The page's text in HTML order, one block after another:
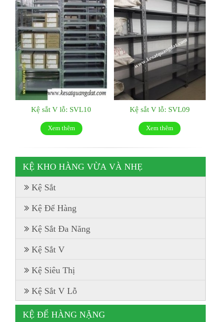
Kệ sắt V lỗ: SVL10
Xem thêm
Kệ sắt V lỗ: SVL09
Xem thêm
KỆ KHO HÀNG VỪA VÀ NHẸ
Kệ Sắt
Kệ Để Hàng
Kệ Sắt Đa Năng
Kệ Sắt V
Kệ Siêu Thị
Kệ Sắt V Lỗ
KỆ ĐỂ HÀNG NẶNG